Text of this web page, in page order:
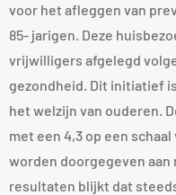
voor het afleggen van
85- jarigen. Deze
vrijwilligers afgelegd
gezondheid. Dit initiatief
het welzijn van ouderen.
met een 4,3 op een
worden doorgegeven
resultaten blijkt dat